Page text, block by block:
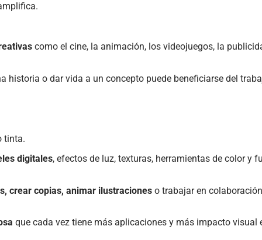
como el cine, la animación, los videojuegos, la
historia o dar vida a un concepto puede beneficiarse del
tinta.
digitales, efectos de luz, texturas, herramientas de color y
crear copias, animar ilustraciones o trabajar en
que cada vez tiene más aplicaciones y más impacto visual